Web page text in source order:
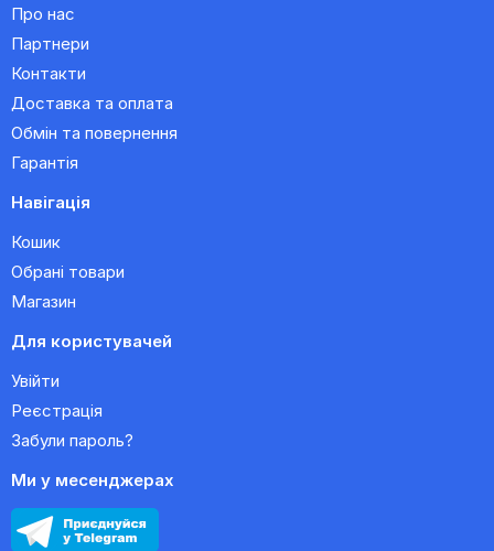
Про нас
Партнери
Контакти
Доставка та оплата
Обмін та повернення
Гарантія
Навігація
Кошик
Обрані товари
Магазин
Для користувачей
Увійти
Реєстрація
Забули пароль?
Ми у месенджерах